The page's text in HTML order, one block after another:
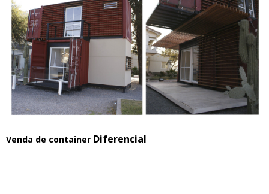
Venda de container Diferencial